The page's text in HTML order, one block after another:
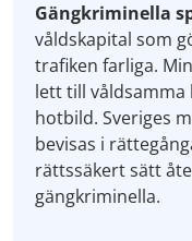
Gängkriminella
våldskapital som
trafiken farliga.
lett till
hotbild. Sveriges
bevisas i
rättssäkert sätt
gängkriminella.